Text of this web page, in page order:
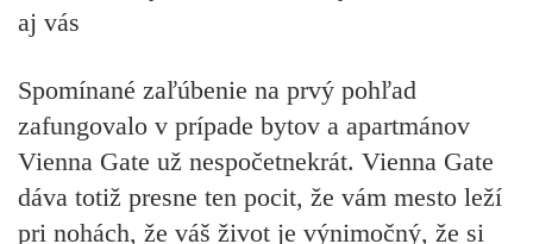
aj vás
Spomínané zaľúbenie na prvý pohľad
zafungovalo v prípade bytov a apartmánov
Vienna Gate už nespočetnekrát. Vienna Gate
dáva totiž presne ten pocit, že vám mesto leží
pri nohách, že váš život je výnimočný, že si